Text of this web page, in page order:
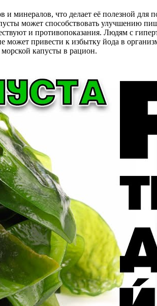
минералов, что делает её полезной
может способствовать улучшению
и противопоказания. Людям с
может привести к избытку йода в
капусты в рацион.